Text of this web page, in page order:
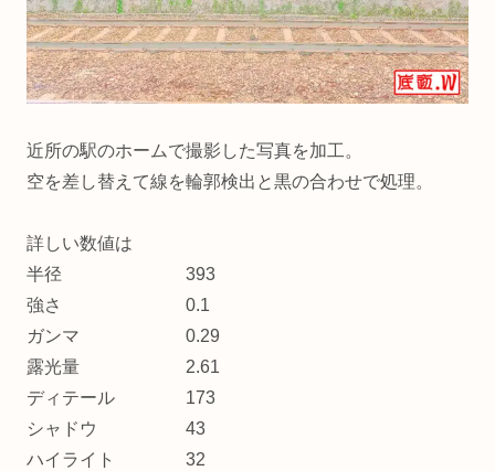
近所の駅のホームで撮影した写真を加工。
空を差し替えて線を輪郭検出と黒の合わせで処理。
詳しい数値は
半径 393
強さ 0.1
ガンマ 0.29
露光量 2.61
ディテール 173
シャドウ 43
ハイライト 32